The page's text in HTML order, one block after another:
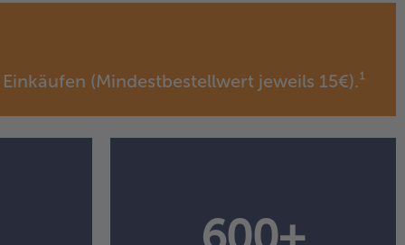
(Mindestbestellwert jeweils 15€).¹